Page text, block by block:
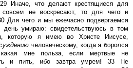
Иначе, что делают крестящиеся для
не воскресают, то для чего и
Для чего и мы ежечасно подвергаемся
умираю: свидетельствуюсь в том
которую я имею во Христе Иисусе,
человеческому, когда я боролся
мне польза, если мертвые не
и пить, ибо завтра умрем! 33 Не